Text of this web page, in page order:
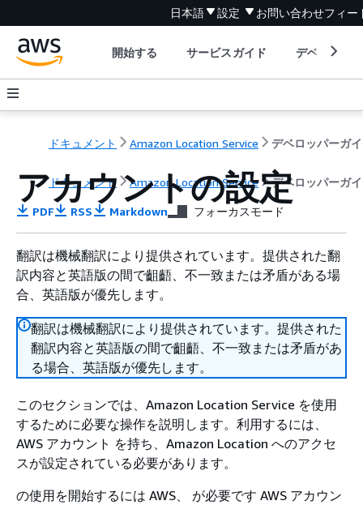
日本語 設定 お問い合わせフィー
開始する サービスガイド デベロッパ
ドキュメント Amazon Location Service デベロッパーガ
ドキュメント Amazon Location Service デベロッパーガ
アカウントの設定
PDF RSS Markdown フォーカスモード
翻訳は機械翻訳により提供されています。提供された翻
訳内容と英語版の間で齟齬、不一致または矛盾がある場
合、英語版が優先します。
翻訳は機械翻訳により提供されています。提供された
翻訳内容と英語版の間で齟齬、不一致または矛盾があ
る場合、英語版が優先します。
このセクションでは、Amazon Location Service を使用
するために必要な操作を説明します。利用するには、
AWS アカウント を持ち、Amazon Location へのアクセ
スが設定されている必要があります。
の使用を開始するには AWS、 が必要です AWS アカウン